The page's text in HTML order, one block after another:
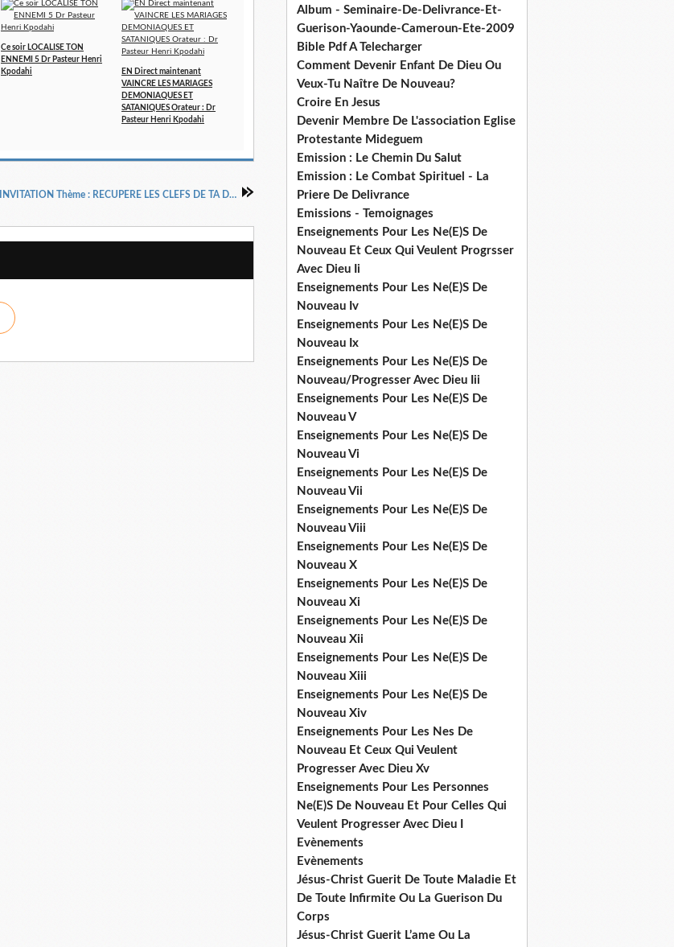
Ce soir LOCALISE TON
ENNEMI 5 Dr Pasteur Henri
Kpodahi
EN Direct maintenant
VAINCRE LES MARIAGES
DEMONIAQUES ET
SATANIQUES Orateur : Dr
Pasteur Henri Kpodahi
INVITATION Thème : RECUPERE LES CLEFS DE TA DESTINEE 2 avec LE Dr PASTEUR HENRI KPODAHI dans Intercèdes pour entrer dans Ta Destinée EMISSION 21 en LIVE
Album - Seminaire-De-Delivrance-Et-
Guerison-Yaounde-Cameroun-Ete-2009
Bible Pdf A Telecharger
Comment Devenir Enfant De Dieu Ou
Veux-Tu Naître De Nouveau?
Croire En Jesus
Devenir Membre De L'association Eglise
Protestante Mideguem
Emission : Le Chemin Du Salut
Emission : Le Combat Spirituel - La
Priere De Delivrance
Emissions - Temoignages
Enseignements Pour Les Ne(E)S De
Nouveau Et Ceux Qui Veulent Progrsser
Avec Dieu Ii
Enseignements Pour Les Ne(E)S De
Nouveau Iv
Enseignements Pour Les Ne(E)S De
Nouveau Ix
Enseignements Pour Les Ne(E)S De
Nouveau/Progresser Avec Dieu Iii
Enseignements Pour Les Ne(E)S De
Nouveau V
Enseignements Pour Les Ne(E)S De
Nouveau Vi
Enseignements Pour Les Ne(E)S De
Nouveau Vii
Enseignements Pour Les Ne(E)S De
Nouveau Viii
Enseignements Pour Les Ne(E)S De
Nouveau X
Enseignements Pour Les Ne(E)S De
Nouveau Xi
Enseignements Pour Les Ne(E)S De
Nouveau Xii
Enseignements Pour Les Ne(E)S De
Nouveau Xiii
Enseignements Pour Les Ne(E)S De
Nouveau Xiv
Enseignements Pour Les Nes De
Nouveau Et Ceux Qui Veulent
Progresser Avec Dieu Xv
Enseignements Pour Les Personnes
Ne(E)S De Nouveau Et Pour Celles Qui
Veulent Progresser Avec Dieu I
Evènements
Evènements
Jésus-Christ Guerit De Toute Maladie Et
De Toute Infirmite Ou La Guerison Du
Corps
Jésus-Christ Guerit L’ame Ou La